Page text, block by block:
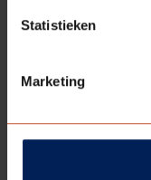
Statistieken
Marketing